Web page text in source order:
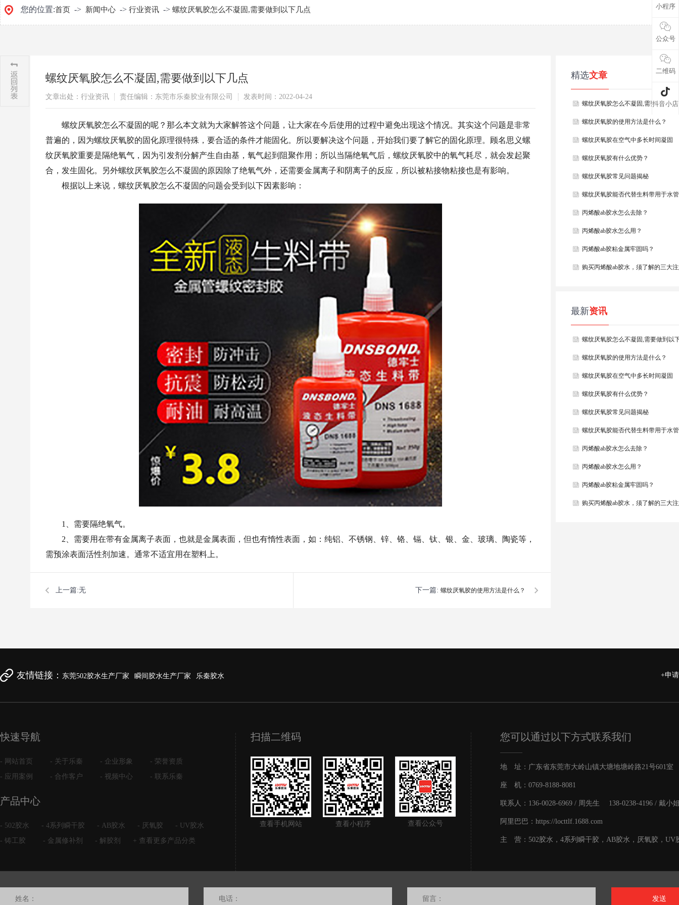
您的位置:首页 -> 新闻中心 -> 行业资讯 -> 螺纹厌氧胶怎么不凝固,需要做到以下几点
螺纹厌氧胶怎么不凝固,需要做到以下几点
文章出处：行业资讯 责任编辑：东莞市乐秦胶业有限公司 发表时间：2022-04-24
螺纹厌氧胶怎么不凝固的呢？那么本文就为大家解答这个问题，让大家在今后使用的过程中避免出现这个情况。其实这个问题是非常
普遍的，因为螺纹厌氧胶的固化原理很特殊，要合适的条件才能固化。所以要解决这个问题，开始我们要了解它的固化原理。顾名思义螺
纹厌氧胶重要是隔绝氧气，因为引发剂分解产生自由基，氧气起到阻聚作用；所以当隔绝氧气后，螺纹厌氧胶中的氧气耗尽，就会发起聚
合，发生固化。另外螺纹厌氧胶怎么不凝固的原因除了绝氧气外，还需要金属离子和阴离子的反应，所以被粘接物粘接也是有影响。
根据以上来说，螺纹厌氧胶怎么不凝固的问题会受到以下因素影响：
1、需要隔绝氧气。
2、需要用在带有金属离子表面，也就是金属表面，但也有惰性表面，如：纯铝、不锈钢、锌、铬、镉、钛、银、金、玻璃、陶瓷等，
需预涂表面活性剂加速。通常不适宜用在塑料上。
上一篇:无 下一篇: 螺纹厌氧胶的使用方法是什么？
精选文章
螺纹厌氧胶怎么不凝固,需要做到以
螺纹厌氧胶的使用方法是什么？
螺纹厌氧胶在空气中多长时间凝固
螺纹厌氧胶有什么优势？
螺纹厌氧胶常见问题揭秘
螺纹厌氧胶能否代替生料带用于水管
丙烯酸ab胶水怎么去除？
丙烯酸ab胶水怎么用？
丙烯酸ab胶粘金属牢固吗？
购买丙烯酸ab胶水，须了解的三大
最新资讯
螺纹厌氧胶怎么不凝固,需要做到以
螺纹厌氧胶的使用方法是什么？
螺纹厌氧胶在空气中多长时间凝固
螺纹厌氧胶有什么优势？
螺纹厌氧胶常见问题揭秘
螺纹厌氧胶能否代替生料带用于水管
丙烯酸ab胶水怎么去除？
丙烯酸ab胶水怎么用？
丙烯酸ab胶粘金属牢固吗？
购买丙烯酸ab胶水，须了解的三大
友情链接： 东莞502胶水生产厂家 瞬间胶水生产厂家 乐秦胶水 +申
快速导航
- 网站首页 - 关于乐秦 - 企业形象
- 荣誉资质
- 应用案例
- 合作客户 - 视频中心 - 联系乐秦
产品中心
- 502胶水 - 4系列瞬干胶 - AB胶水 - 厌氧胶
- UV胶水
- 铸工胶
- 金属修补剂 - 解胶剂 + 查看更多产品分类
扫描二维码
查看手机网站 查看小程序 查看公众号
您可以通过以下方式联系我们
地 址：广东省东莞市大岭山镇大塘地塘岭路21号601室
座 机：0769-8188-8081
联系人：136-0028-6969 / 周先生 138-0238-4196 / 戴小
阿里巴巴：https://locttlf.1688.com
主 营：502胶水，4系列瞬干胶，AB胶水，厌氧胶，UV
姓名： 电话： 留言：
小程序
公众号
二维码
抖音小店